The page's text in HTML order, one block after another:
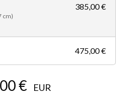
cm)
385,00 €
475,00 €
€ EUR